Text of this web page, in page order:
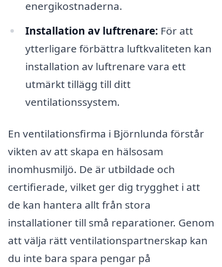
energikostnaderna.
Installation av luftrenare: För att
ytterligare förbättra luftkvaliteten kan
installation av luftrenare vara ett
utmärkt tillägg till ditt
ventilationssystem.
En ventilationsfirma i Björnlunda förstår
vikten av att skapa en hälsosam
inomhusmiljö. De är utbildade och
certifierade, vilket ger dig trygghet i att
de kan hantera allt från stora
installationer till små reparationer. Genom
att välja rätt ventilationspartnerskap kan
du inte bara spara pengar på